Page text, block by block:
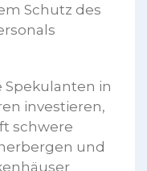
Schutz des
in
investieren,
schwere
und